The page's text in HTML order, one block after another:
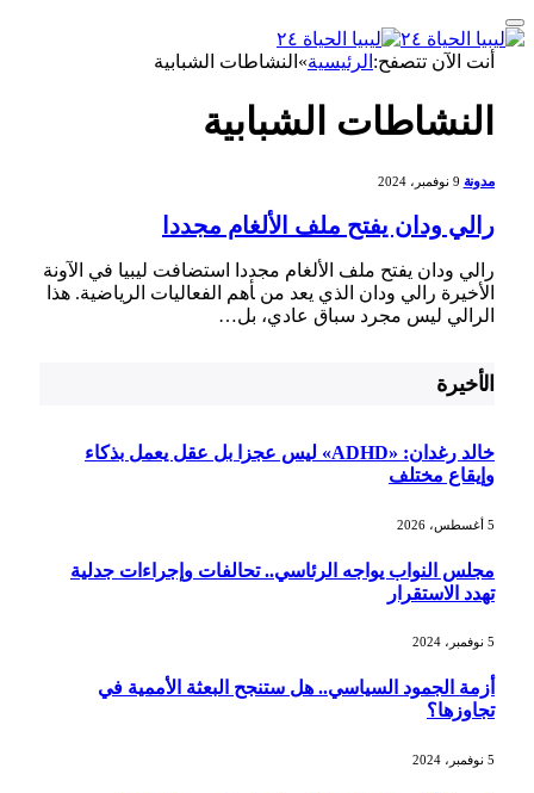
أنت الآن تتصفح:الرئيسية»النشاطات الشبابية
النشاطات الشبابية
مدونة 9 نوفمبر، 2024
رالي ودان يفتح ملف الألغام مجددا
رالي ودان يفتح ملف الألغام مجددا استضافت ليبيا في الآونة
الأخيرة رالي ⁢ودان الذي يعد من ‍أهم الفعاليات الرياضية. هذا
⁢الرالي ليس مجرد ‌سباق عادي، بل⁤…
الأخيرة
خالد رغدان: «ADHD» ليس عجزا بل عقل يعمل بذكاء
وإيقاع مختلف
مجلس النواب يواجه الرئاسي.. تحالفات وإجراءات جدلية
تهدد الاستقرار
أزمة الجمود السياسي.. هل ستنجح البعثة الأممية في
تجاوزها؟